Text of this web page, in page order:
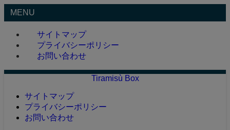
MENU
サイトマップ
プライバシーポリシー
お問い合わせ
Tiramisù Box
サイトマップ
プライバシーポリシー
お問い合わせ